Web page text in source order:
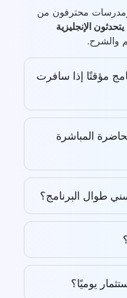
محترفون من
الإنجليزية
مؤقتًا إذا سافرت
المباشرة
البرنامج؟
يوميًا؟